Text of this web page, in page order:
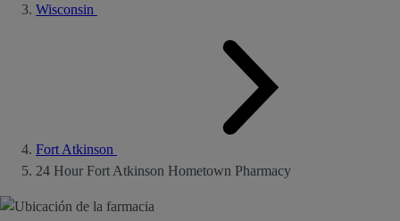
Wisconsin
Fort Atkinson
24 Hour Fort Atkinson Hometown Pharmacy